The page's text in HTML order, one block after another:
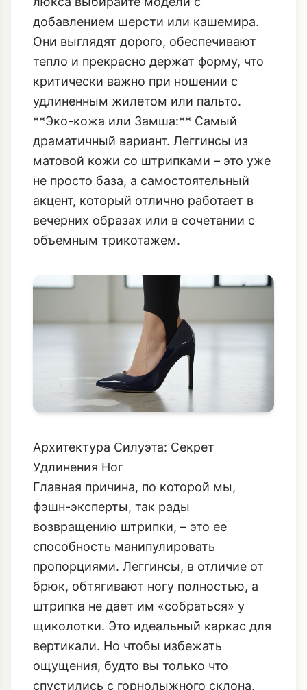
глубоком сером цвете.
**Шерстяные смеси:** Для зимнего
люкса выбирайте модели с
добавлением шерсти или кашемира.
Они выглядят дорого, обеспечивают
тепло и прекрасно держат форму, что
критически важно при ношении с
удлиненным жилетомили пальто.
**Эко-кожа или Замша:** Самый
драматичный вариант. Леггинсы из
матовой кожи со штрипками – это уже
не просто база, а самостоятельный
акцент, который отлично работает в
объемным трикотажем.
Архитектура Силуэта: Секрет
Удлинения Ног
Главная причина, по которой мы,
фэшн-эксперты, так рады
возвращению штрипки, – это ее
способность манипулировать
пропорциями. Леггинсы, в отличие от
брюк, обтягивают ногу полностью, а
штрипка не дает им «собраться» у
щиколотки. Это идеальный каркас для